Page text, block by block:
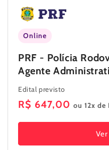
Online
PRF - Polícia
Agente
Edital previsto
Preço
normal
R$ 647,00 ou 12x de